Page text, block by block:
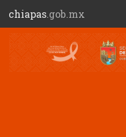
chiapas.gob.mx